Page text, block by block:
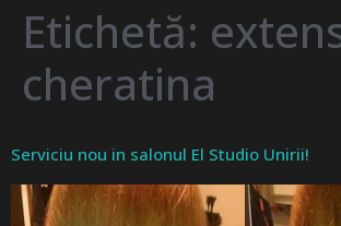
Etichetă:
cheratina
Serviciu nou in salonul El Studio Unirii!